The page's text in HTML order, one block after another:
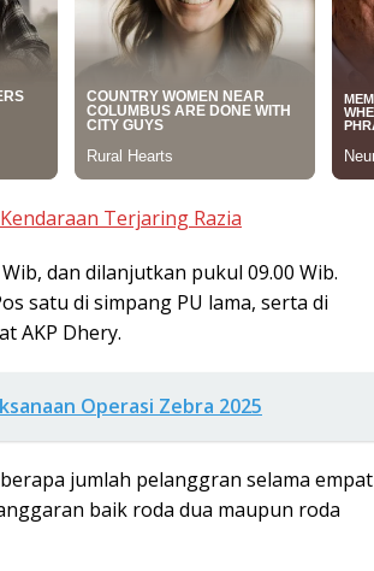
Terjaring Razia
dan dilanjutkan pukul 09.00 Wib.
satu di simpang PU lama, serta di
AKP Dhery.
Operasi Zebra 2025
jumlah pelanggran selama empat
baik roda dua maupun roda